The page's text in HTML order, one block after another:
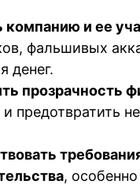
компанию и ее
фальшивых
денег.
прозрачность
и предотвратить
,